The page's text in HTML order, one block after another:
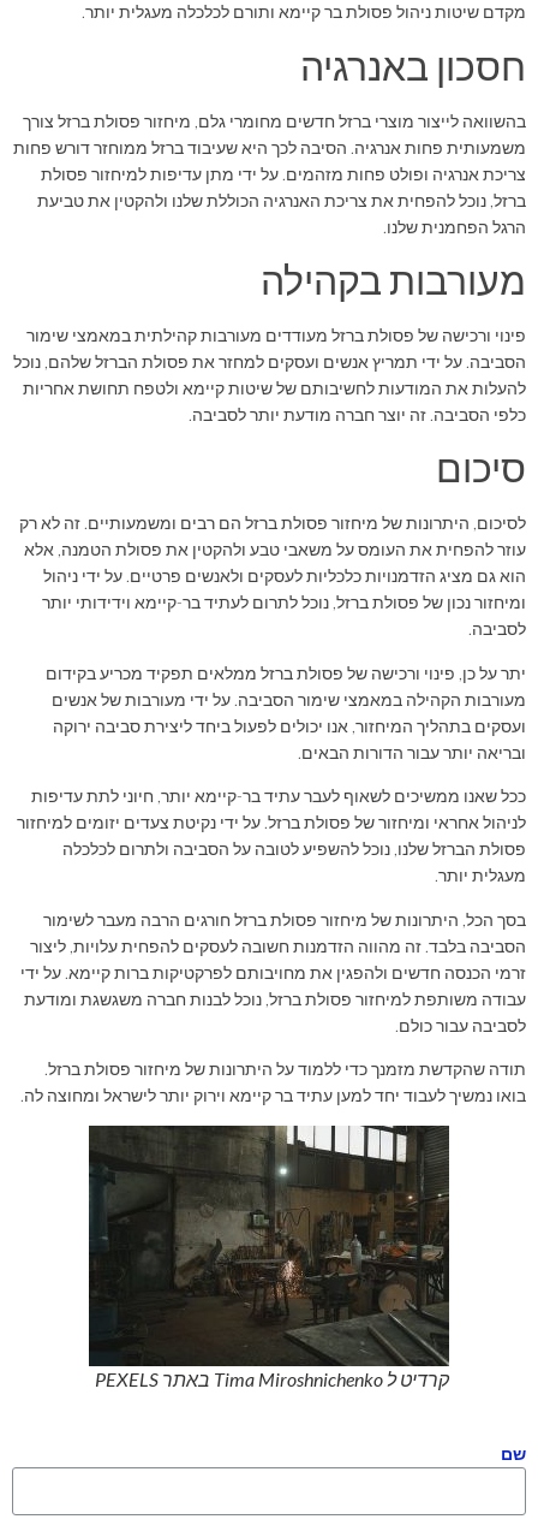
מקדם שיטות ניהול פסולת בר קיימא ותורם לכלכלה מעגלית יותר.
חסכון באנרגיה
בהשוואה לייצור מוצרי ברזל חדשים מחומרי גלם, מיחזור פסולת ברזל צורך
משמעותית פחות אנרגיה. הסיבה לכך היא שעיבוד ברזל ממוחזר דורש פחות
צריכת אנרגיה ופולט פחות מזהמים. על ידי מתן עדיפות למיחזור פסולת
ברזל, נוכל להפחית את צריכת האנרגיה הכוללת שלנו ולהקטין את טביעת
הרגל הפחמנית שלנו.
מעורבות בקהילה
פינוי ורכישה של פסולת ברזל מעודדים מעורבות קהילתית במאמצי שימור
הסביבה. על ידי תמריץ אנשים ועסקים למחזר את פסולת הברזל שלהם, נוכל
להעלות את המודעות לחשיבותם של שיטות קיימא ולטפח תחושת אחריות
כלפי הסביבה. זה יוצר חברה מודעת יותר לסביבה.
סיכום
לסיכום, היתרונות של מיחזור פסולת ברזל הם רבים ומשמעותיים. זה לא רק
עוזר להפחית את העומס על משאבי טבע ולהקטין את פסולת הטמנה, אלא
הוא גם מציג הזדמנויות כלכליות לעסקים ולאנשים פרטיים. על ידי ניהול
ומיחזור נכון של פסולת ברזל, נוכל לתרום לעתיד בר-קיימא וידידותי יותר
לסביבה.
יתר על כן, פינוי ורכישה של פסולת ברזל ממלאים תפקיד מכריע בקידום
מעורבות הקהילה במאמצי שימור הסביבה. על ידי מעורבות של אנשים
ועסקים בתהליך המיחזור, אנו יכולים לפעול ביחד ליצירת סביבה ירוקה
ובריאה יותר עבור הדורות הבאים.
ככל שאנו ממשיכים לשאוף לעבר עתיד בר-קיימא יותר, חיוני לתת עדיפות
לניהול אחראי ומיחזור של פסולת ברזל. על ידי נקיטת צעדים יזומים למיחזור
פסולת הברזל שלנו, נוכל להשפיע לטובה על הסביבה ולתרום לכלכלה
מעגלית יותר.
בסך הכל, היתרונות של מיחזור פסולת ברזל חורגים הרבה מעבר לשימור
הסביבה בלבד. זה מהווה הזדמנות חשובה לעסקים להפחית עלויות, ליצור
זרמי הכנסה חדשים ולהפגין את מחויבותם לפרקטיקות ברות קיימא. על ידי
עבודה משותפת למיחזור פסולת ברזל, נוכל לבנות חברה משגשגת ומודעת
לסביבה עבור כולם.
תודה שהקדשת מזמנך כדי ללמוד על היתרונות של מיחזור פסולת ברזל.
בואו נמשיך לעבוד יחד למען עתיד בר קיימא וירוק יותר לישראל ומחוצה לה.
קרדיט ל Tima Miroshnichenko באתר PEXELS
שם